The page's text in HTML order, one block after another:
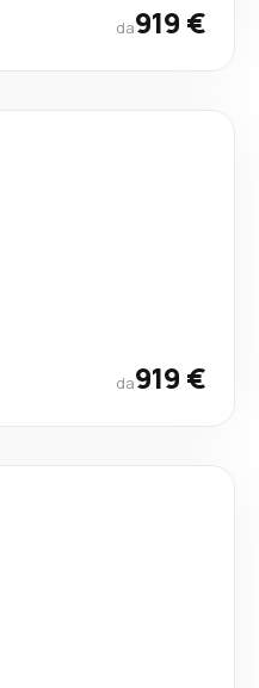
da919 €
da919 €